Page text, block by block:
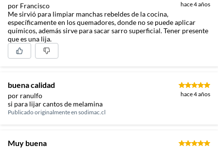
por Francisco hace 4 años
Me sirvió para limpiar manchas rebeldes de la cocina,
específicamente en los quemadores, donde no se puede aplicar
químicos, además sirve para sacar sarro superficial. Tener presente
que es una lija.
buena calidad
por ranulfo hace 4 años
si para lijar cantos de melamina
Publicado originalmente en sodimac.cl
Muy buena